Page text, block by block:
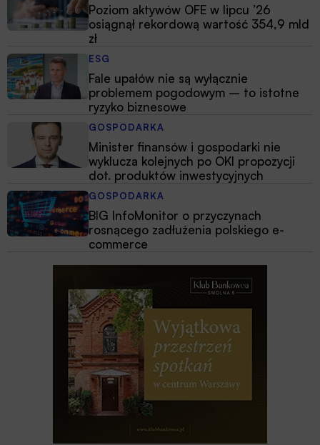
Poziom aktywów OFE w lipcu ’26
osiągnął rekordową wartość 354,9 mld
zł
ESG
Fale upałów nie są wyłącznie
problemem pogodowym – to istotne
ryzyko biznesowe
GOSPODARKA
Minister finansów i gospodarki nie
wyklucza kolejnych po OKI propozycji
dot. produktów inwestycyjnych
GOSPODARKA
BIG InfoMonitor o przyczynach
rosnącego zadłużenia polskiego e-
commerce